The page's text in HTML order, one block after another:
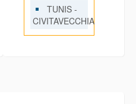
TUNIS -
CIVITAVECCHIA